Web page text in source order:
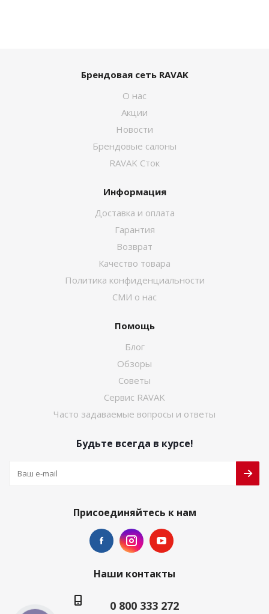
Брендовая сеть RAVAK
О нас
Акции
Новости
Брендовые салоны
RAVAK Сток
Информация
Доставка и оплата
Гарантия
Возврат
Качество товара
Политика конфиденциальности
СМИ о нас
Помощь
Блог
Обзоры
Советы
Сервис RAVAK
Часто задаваемые вопросы и ответы
Будьте всегда в курсе!
Присоединяйтесь к нам
Наши контакты
0 800 333 272